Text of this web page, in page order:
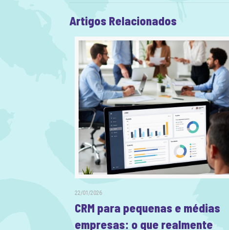
Artigos Relacionados
22/01/2026
CRM para pequenas e médias
empresas: o que realmente